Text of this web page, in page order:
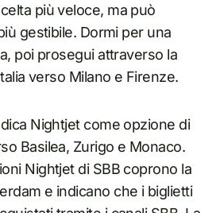
più veloce, ma può
gestibile. Dormi per una
poi prosegui attraverso la
verso Milano e Firenze.
Nightjet come opzione di
Basilea, Zurigo e Monaco.
Nightjet di SBB coprono la
e indicano che i biglietti